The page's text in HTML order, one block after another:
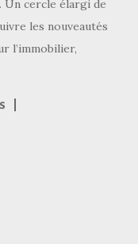
Un cercle élargi de
les nouveautés
l’immobilier,